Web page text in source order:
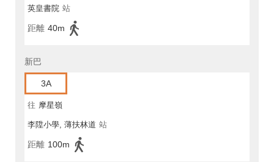
英皇書院 站
距離 40m
新巴
3A
往 摩星嶺
李陞小學, 薄扶林道 站
距離 100m